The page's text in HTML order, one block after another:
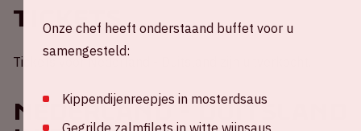
Tickets
Tickets voor Nederland - Duitsland zijn uitverkocht.
Nederland - Duitsland
Onze chef heeft onderstaand buffet voor u
samengesteld:
Kippendijenreepjes in mosterdsaus
Gegrilde zalmfilets in witte wijnsaus